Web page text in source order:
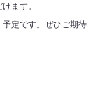
ます。
定です。ぜひご期待